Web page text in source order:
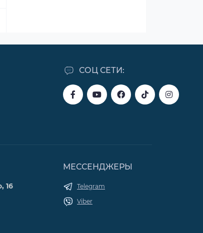
СОЦ СЕТИ:
16
МЕССЕНДЖЕРЫ
Telegram
Viber